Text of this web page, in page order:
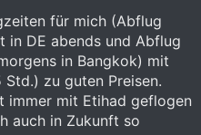
für mich (Abflug
in DE abends und Abflug
in Bangkok) mit
zu guten Preisen.
immer mit Etihad geflogen
auch in Zukunft so